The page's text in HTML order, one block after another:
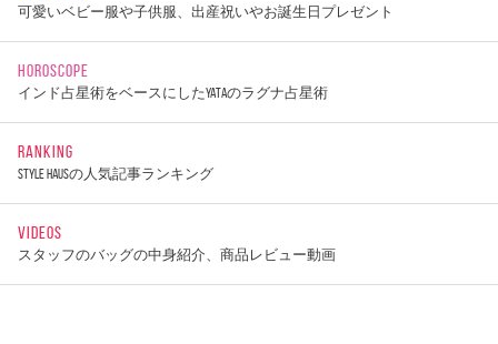
可愛いベビー服や子供服、出産祝いやお誕生日プレゼント
HOROSCOPE
インド占星術をベースにしたYATAのラグナ占星術
RANKING
STYLE HAUSの人気記事ランキング
VIDEOS
スタッフのバッグの中身紹介、商品レビュー動画